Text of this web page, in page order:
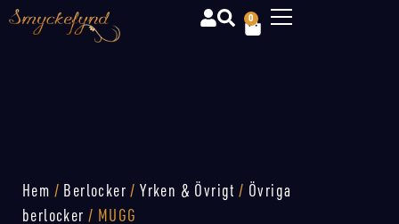
0
Hem / Berlocker /Yrken & Övrigt / Övriga
berlocker / MUGG